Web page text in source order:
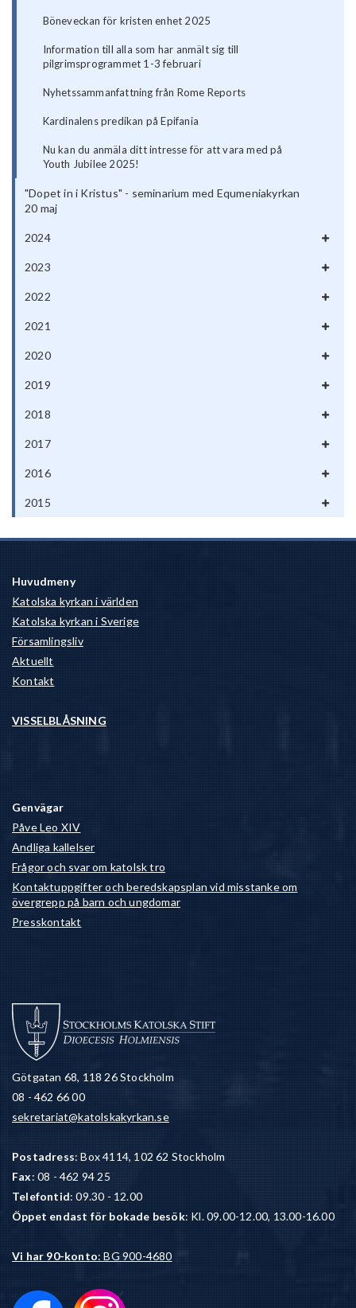
Böneveckan för kristen enhet 2025
Information till alla som har anmält sig till
pilgrimsprogrammet 1-3 februari
Nyhetssammanfattning från Rome Reports
Kardinalens predikan på Epifania
Nu kan du anmäla ditt intresse för att vara med på
Youth Jubilee 2025!
"Dopet in i Kristus" - seminarium med Equmeniakyrkan
20 maj
2024
2023
2022
2021
2020
2019
2018
2017
2016
2015
Huvudmeny
Katolska kyrkan i världen
Katolska kyrkan i Sverige
Församlingsliv
Aktuellt
Kontakt
VISSELBLÅSNING
Genvägar
Påve Leo XIV
Andliga kallelser
Frågor och svar om katolsk tro
Kontaktuppgifter och beredskapsplan vid misstanke om
övergrepp på barn och ungdomar
Presskontakt
Götgatan 68, 118 26 Stockholm
08 - 462 66 00
sekretariat@katolskakyrkan.se
Postadress: Box 4114, 102 62 Stockholm
Fax: 08 - 462 94 25
Telefontid: 09.30 - 12.00
Öppet endast för bokade besök: Kl. 09.00-12.00, 13.00-16.00
Vi har 90-konto: BG 900-4680